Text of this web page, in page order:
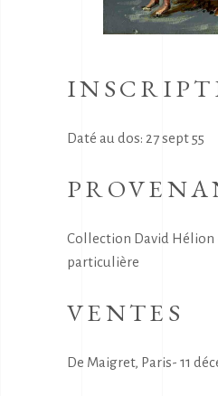
Daté au dos: 27 sept 55
Collection David
particulière
VENTES
De Maigret, Paris- 11